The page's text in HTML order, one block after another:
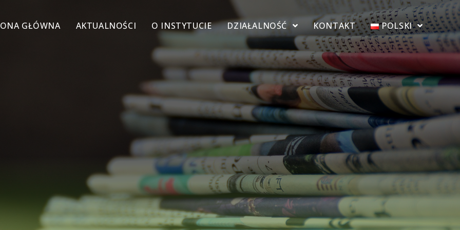
GŁÓWNA AKTUALNOŚCI O INSTYTUCIE DZIAŁALNOŚĆ KONTAKT POLSKI